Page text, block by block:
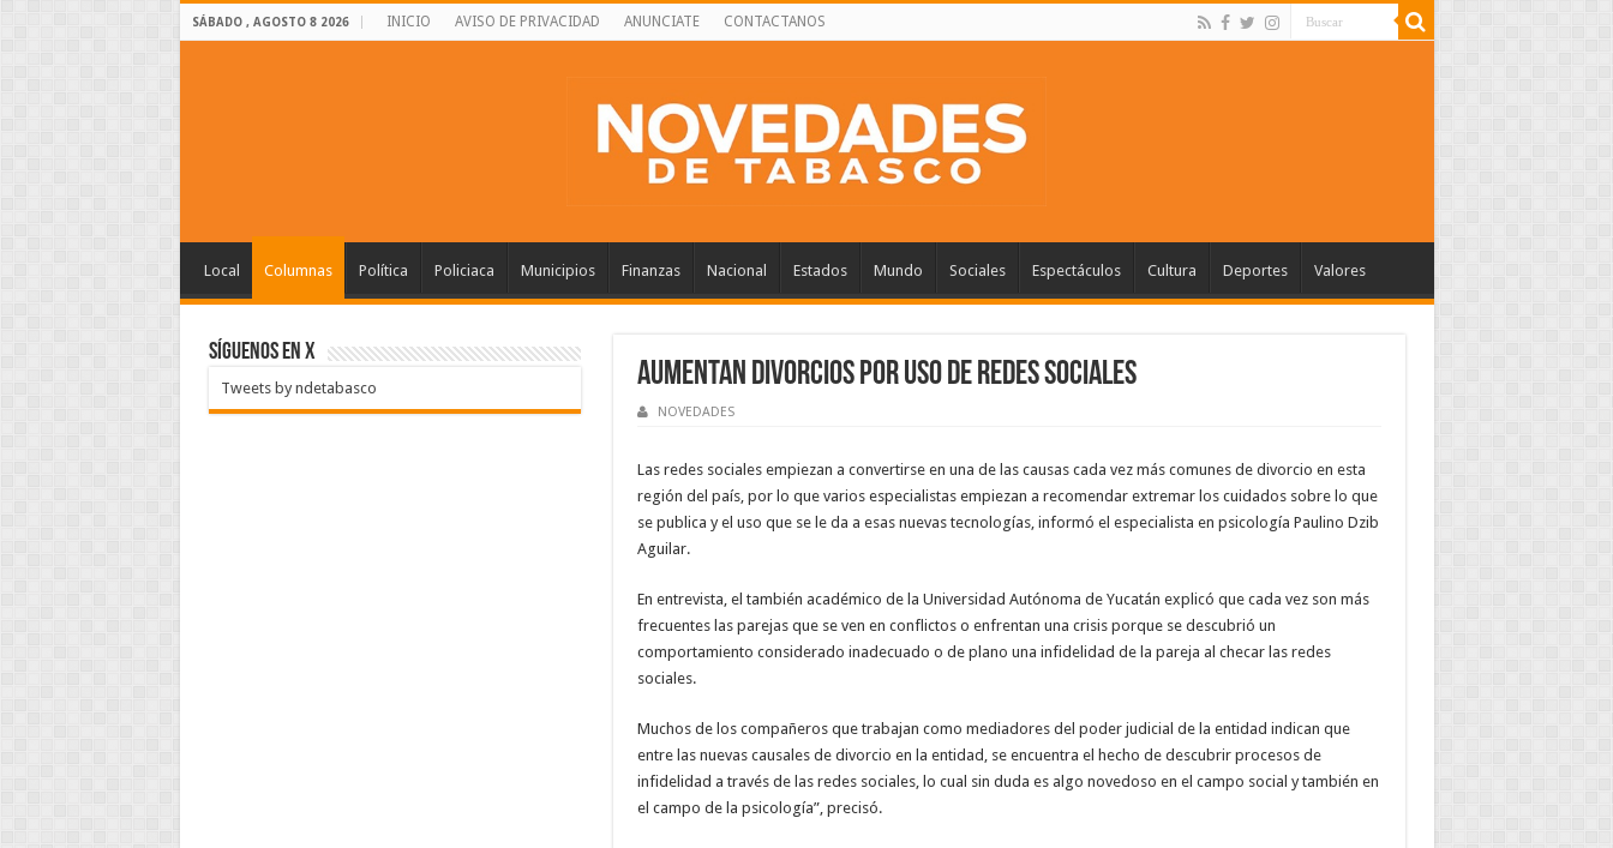
SÁBADO , AGOSTO 8 2026 INICIO AVISO DE PRIVACIDAD ANUNCIATE CONTACTANOS
Local Columnas Política Policiaca Municipios Finanzas Nacional Estados Mundo Sociales Espectáculos Cultura Deportes Valores
Aumentan divorcios por uso de redes sociales
NOVEDADES
Las redes sociales empiezan a convertirse en una de las causas cada vez más comunes de divorcio en esta
región del país, por lo que varios especialistas empiezan a recomendar extremar los cuidados sobre lo que
se publica y el uso que se le da a esas nuevas tecnologías, informó el especialista en psicología Paulino Dzib
Aguilar.
En entrevista, el también académico de la Universidad Autónoma de Yucatán explicó que cada vez son más
frecuentes las parejas que se ven en conflictos o enfrentan una crisis porque se descubrió un
comportamiento considerado inadecuado o de plano una infidelidad de la pareja al checar las redes
sociales.
Muchos de los compañeros que trabajan como mediadores del poder judicial de la entidad indican que
entre las nuevas causales de divorcio en la entidad, se encuentra el hecho de descubrir procesos de
infidelidad a través de las redes sociales, lo cual sin duda es algo novedoso en el campo social y también en
el campo de la psicología”, precisó.
SÍGUENOS EN X
Tweets by ndetabasco